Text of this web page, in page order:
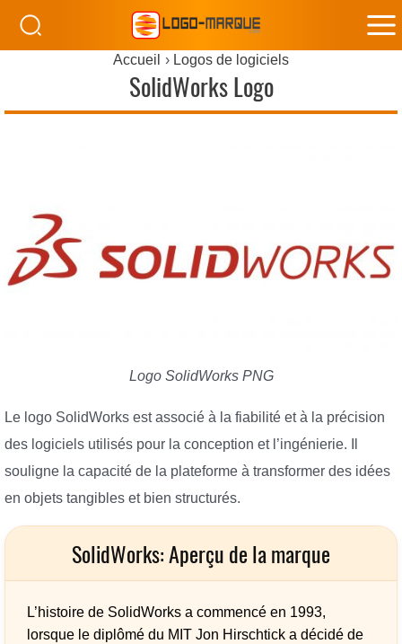
Accueil Logos de logiciels
SolidWorks Logo
Logo SolidWorks PNG
Le logo SolidWorks est associé à la fiabilité et à la précision
des logiciels utilisés pour la conception et l’ingénierie. Il
souligne la capacité de la plateforme à transformer des idées
en objets tangibles et bien structurés.
SolidWorks: Aperçu de la marque
L’histoire de SolidWorks a commencé en 1993,
lorsque le diplômé du MIT Jon Hirschtick a décidé de